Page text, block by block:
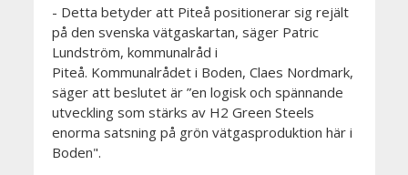
- Detta betyder att Piteå positionerar sig rejält
på den svenska vätgaskartan, säger Patric
Lundström, kommunalråd i
Piteå. Kommunalrådet i Boden, Claes Nordmark,
säger att beslutet är ”en logisk och spännande
utveckling som stärks av H2 Green Steels
enorma satsning på grön vätgasproduktion här i
Boden".